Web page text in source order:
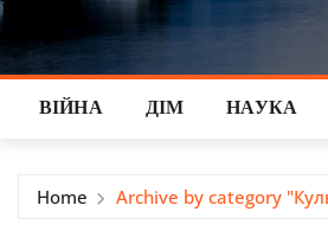
ВІЙНА ДІМ НАУКА
Home Archive by category